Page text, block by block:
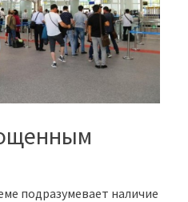
подразумевает наличие